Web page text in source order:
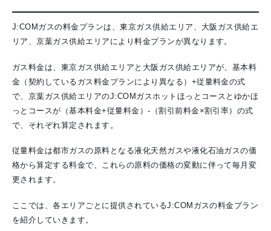
J:COMガスの料金プランは、東京ガス供給エリア、大阪ガス供給エ
リア、京葉ガス供給エリアにより料金プランが異なります。
ガス料金は、東京ガス供給エリアと大阪ガス供給エリアが、基本料
金（契約しているガス料金プランにより異なる）+従量料金の式
で、京葉ガス供給エリアのJ:COMガスホットほっとコースとゆかほ
っとコースが（基本料金+従量料金）-（割引前料金×割引率）の式
で、それぞれ算定されます。
従量料金は都市ガスの原料となる液化天然ガスや液化石油ガスの価
格から算定する料金で、これらの原料の価格の変動に伴って毎月変
更されます。
ここでは、各エリアごとに提供されているJ:COMガスの料金プラン
を紹介していきます。